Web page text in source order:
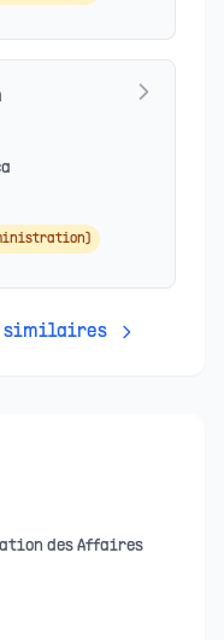
similaires
des Affaires